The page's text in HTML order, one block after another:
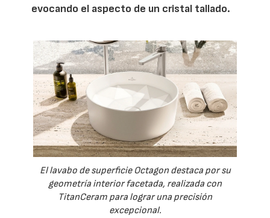
evocando el aspecto de un cristal tallado.
El lavabo de superficie Octagon destaca por su
geometría interior facetada, realizada con
TitanCeram para lograr una precisión
excepcional.